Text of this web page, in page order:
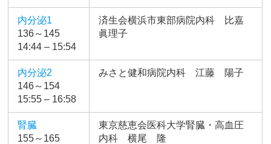
内分泌1
136～145
14:44 – 15:54
済生会横浜市東部病院内科 比嘉
眞理子
内分泌2
146～154
15:55 – 16:58
みさと健和病院内科 江藤 陽子
腎臓
155～165
東京慈恵会医科大学腎臓・高血圧
内科 横尾 隆